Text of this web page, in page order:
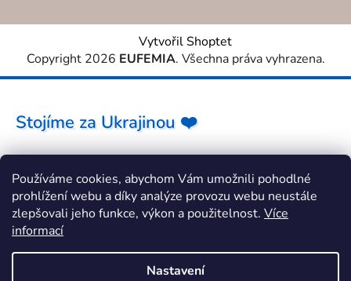
Používáme cookies, abychom Vám umožnili pohodlné
prohlížení webu a díky analýze provozu webu neustále
zlepšovali jeho funkce, výkon a použitelnost. Více
informací
Nastavení
Vytvořil Shoptet
Copyright 2026 EUFEMIA. Všechna práva vyhrazena.
Stojíme za Ukrajinou ❤️
Jak a čím pomoci »